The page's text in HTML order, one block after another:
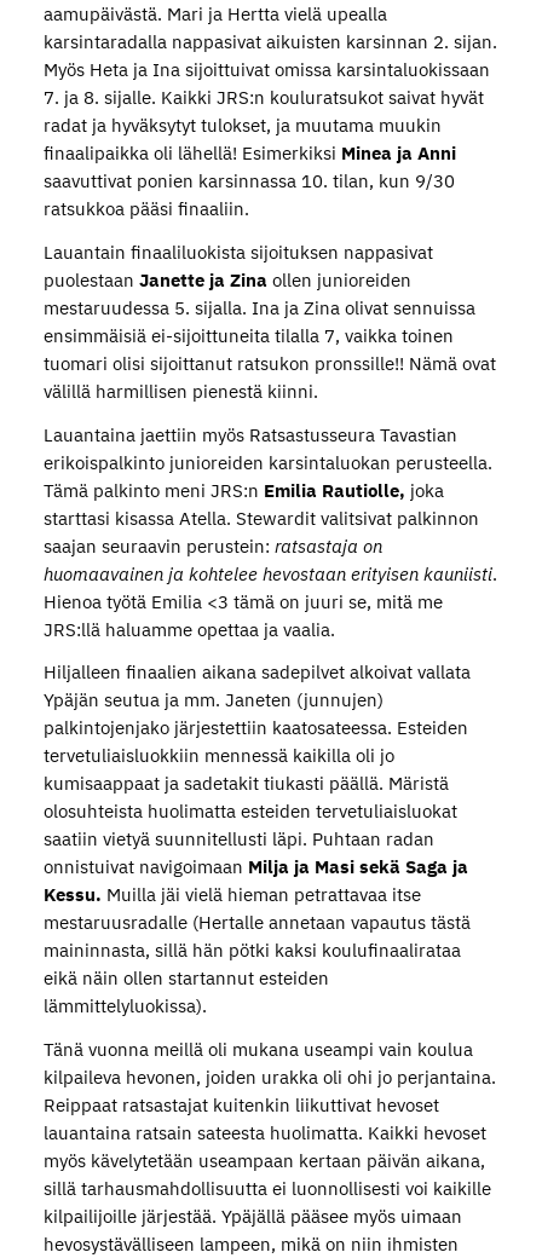
aamupäivästä. Mari ja Hertta vielä upealla
karsintaradalla nappasivat aikuisten karsinnan 2. sijan.
Myös Heta ja Ina sijoittuivat omissa karsintaluokissaan
7. ja 8. sijalle. Kaikki JRS:n kouluratsukot saivat hyvät
radat ja hyväksytyt tulokset, ja muutama muukin
finaalipaikka oli lähellä! Esimerkiksi Minea ja Anni
saavuttivat ponien karsinnassa 10. tilan, kun 9/30
ratsukkoa pääsi finaaliin.
Lauantain finaaliluokista sijoituksen nappasivat
puolestaan Janette ja Zina ollen junioreiden
mestaruudessa 5. sijalla. Ina ja Zina olivat sennuissa
ensimmäisiä ei-sijoittuneita tilalla 7, vaikka toinen
tuomari olisi sijoittanut ratsukon pronssille!! Nämä ovat
välillä harmillisen pienestä kiinni.
Lauantaina jaettiin myös Ratsastusseura Tavastian
erikoispalkinto junioreiden karsintaluokan perusteella.
Tämä palkinto meni JRS:n Emilia Rautiolle, joka
starttasi kisassa Atella. Stewardit valitsivat palkinnon
saajan seuraavin perustein: ratsastaja on
huomaavainen ja kohtelee hevostaan erityisen kauniisti.
Hienoa työtä Emilia <3 tämä on juuri se, mitä me
JRS:llä haluamme opettaa ja vaalia.
Hiljalleen finaalien aikana sadepilvet alkoivat vallata
Ypäjän seutua ja mm. Janeten (junnujen)
palkintojenjako järjestettiin kaatosateessa. Esteiden
tervetuliaisluokkiin mennessä kaikilla oli jo
kumisaappaat ja sadetakit tiukasti päällä. Märistä
olosuhteista huolimatta esteiden tervetuliaisluokat
saatiin vietyä suunnitellusti läpi. Puhtaan radan
onnistuivat navigoimaan Milja ja Masi sekä Saga ja
Kessu. Muilla jäi vielä hieman petrattavaa itse
mestaruusradalle (Hertalle annetaan vapautus tästä
maininnasta, sillä hän pötki kaksi koulufinaalirataa
eikä näin ollen startannut esteiden
lämmittelyluokissa).
Tänä vuonna meillä oli mukana useampi vain koulua
kilpaileva hevonen, joiden urakka oli ohi jo perjantaina.
Reippaat ratsastajat kuitenkin liikuttivat hevoset
lauantaina ratsain sateesta huolimatta. Kaikki hevoset
myös kävelytetään useampaan kertaan päivän aikana,
sillä tarhausmahdollisuutta ei luonnollisesti voi kaikille
kilpailijoille järjestää. Ypäjällä pääsee myös uimaan
hevosystävälliseen lampeen, mikä on niin ihmisten